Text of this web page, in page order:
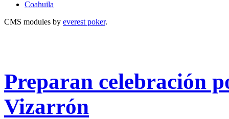
Coahuila
CMS modules by everest poker.
Preparan celebración
Vizarrón